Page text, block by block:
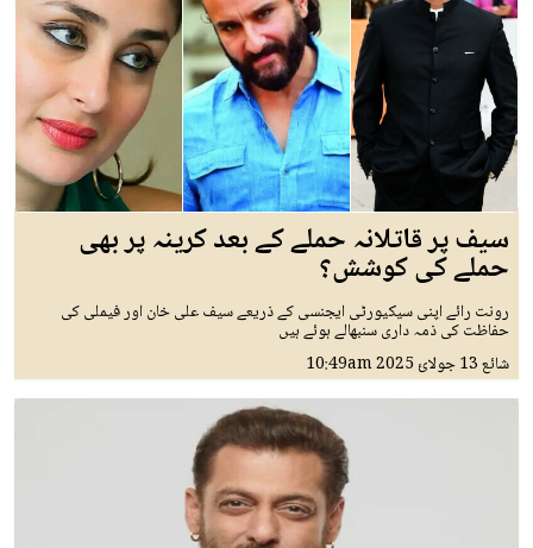
سیف پر قاتلانہ حملے کے بعد کرینہ پر بھی
حملے کی کوشش؟
رونت رائے اپنی سیکیورٹی ایجنسی کے ذریعے سیف علی خان اور فیملی کی
حفاظت کی ذمہ داری سنبھالے ہوئے ہیں
شائع13 جولائ 2025 10:49am